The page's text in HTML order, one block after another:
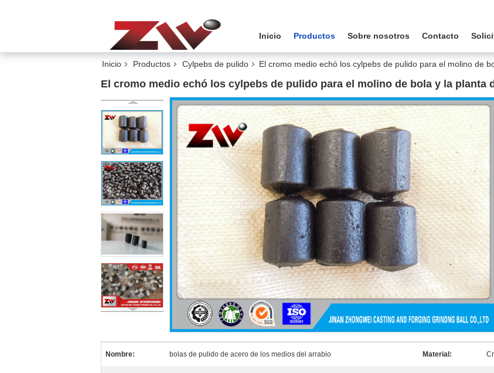
Inicio Productos Sobre nosotros Contacto
Inicio Productos Cylpebs de pulido El cromo medio echó los cylpebs de pulido para el molino de
El cromo medio echó los cylpebs de pulido para el molino de bola y la planta
Nombre: bolas de pulido de acero de los medios del arrabio Material: